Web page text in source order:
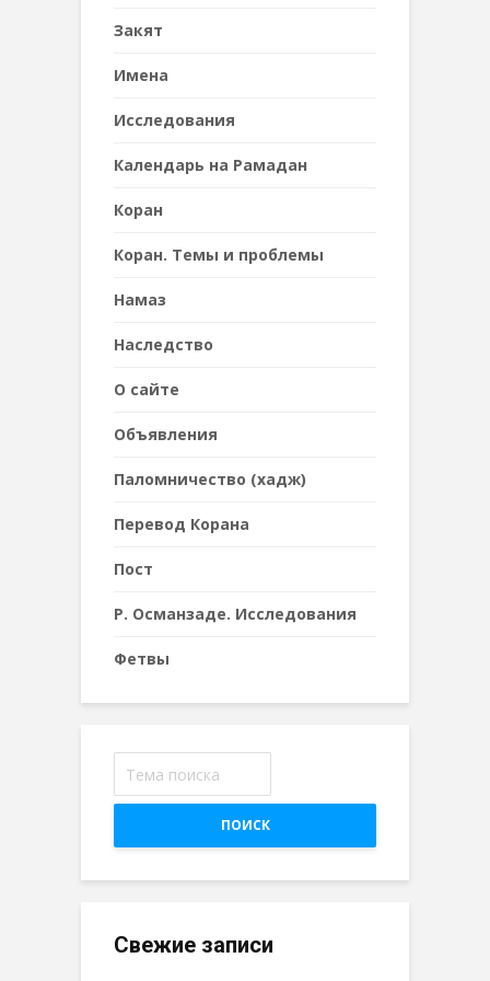
Закят
Имена
Исследования
Календарь на Рамадан
Коран
Коран. Темы и проблемы
Намаз
Наследствo
О сайте
Объявления
Паломничество (хадж)
Перевод Корана
Пост
Р. Османзаде. Исследования
Фетвы
ПОИСК
Свежие записи